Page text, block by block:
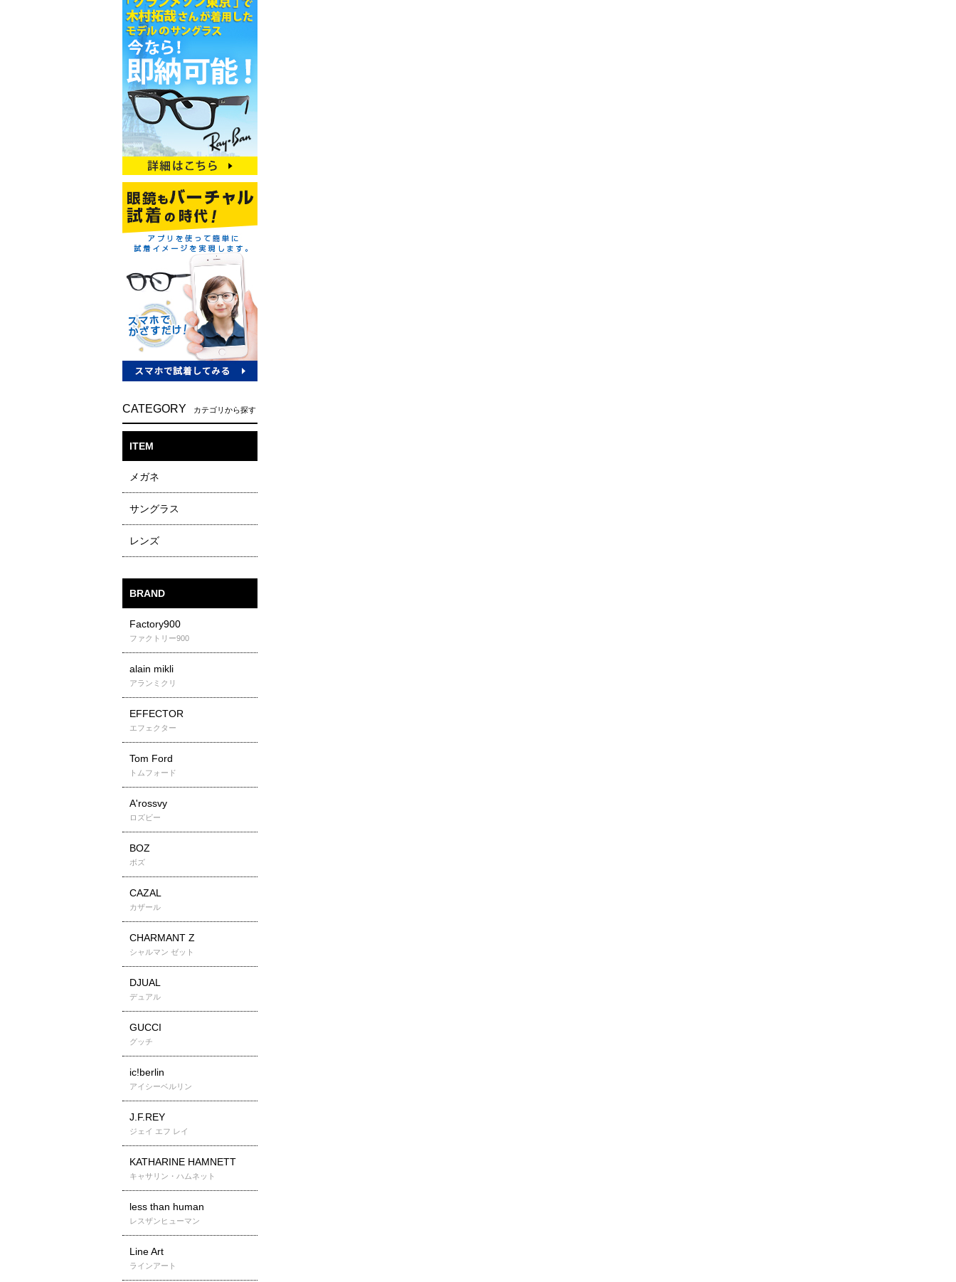
CATEGORY カテゴリから探す
ITEM
メガネ
サングラス
レンズ
BRAND
Factory900
ファクトリー900
alain mikli
アランミクリ
EFFECTOR
エフェクター
Tom Ford
トムフォード
A'rossvy
ロズビー
BOZ
ボズ
CAZAL
カザール
CHARMANT Z
シャルマン ゼット
DJUAL
デュアル
GUCCI
グッチ
ic!berlin
アイシーベルリン
J.F.REY
ジェイ エフ レイ
KATHARINE HAMNETT
キャサリン・ハムネット
less than human
レスザンヒューマン
Line Art
ラインアート